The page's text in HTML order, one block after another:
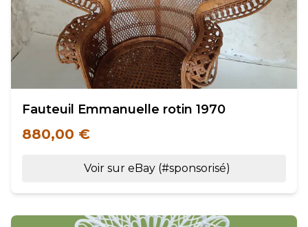
Fauteuil Emmanuelle rotin 1970
880,00 €
Voir sur eBay (#sponsorisé)